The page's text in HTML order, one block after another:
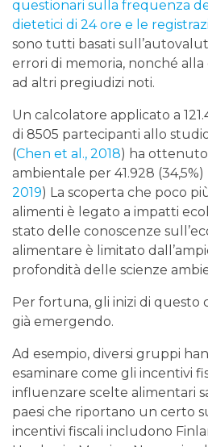
questionari sulla frequenza
dietetici di 24 ore e le
sono tutti basati
errori di memoria, nonché alla
ad altri pregiudizi noti.
Un calcolatore applicato a
di 8505 partecipanti allo
(Chen et al., 2018) ha
ambientale per 41.928 (34,5%)
2019) La scoperta che poco
alimenti è legato a impatti
stato delle conoscenze
alimentare è limitato
profondità delle scienze
Per fortuna, gli inizi di questo
già emergendo.
Ad esempio, diversi gruppi
esaminare come gli incentivi
influenzare scelte alimentari
paesi che riportano un certo
incentivi fiscali includono